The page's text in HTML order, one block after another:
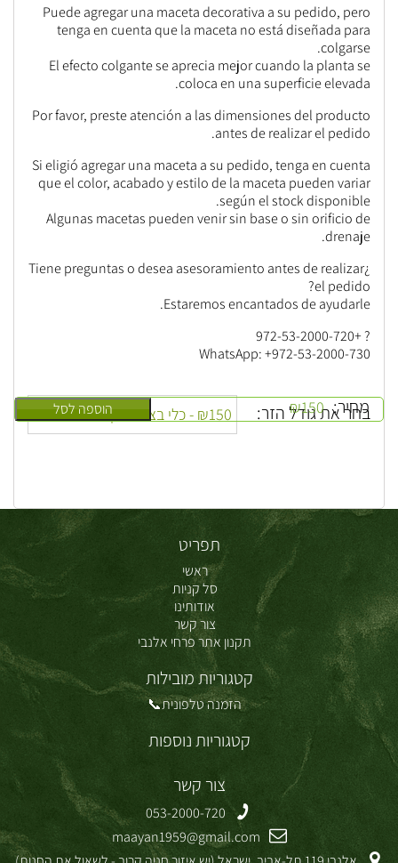
Puede agregar una maceta decorativa a su pedido, pero
tenga en cuenta que la maceta no está diseñada para
colgarse.
El efecto colgante se aprecia mejor cuando la planta se
coloca en una superficie elevada.
Por favor, preste atención a las dimensiones del producto
antes de realizar el pedido.
Si eligió agregar una maceta a su pedido, tenga en cuenta
que el color, acabado y estilo de la maceta pueden variar
según el stock disponible.
Algunas macetas pueden venir sin base o sin orificio de
drenaje.
¿Tiene preguntas o desea asesoramiento antes de realizar
el pedido?
Estaremos encantados de ayudarle.
? +972-53-2000-720
WhatsApp: +972-53-2000-730
בחר את גודל הזר:
מחיר: ₪150 הוספה לסל
תפריט
ראשי
סל קניות
אודותינו
צור קשר
תקנון אתר פרחי אלנבי
קטגוריות מובילות
הזמנה טלפונית📞
קטגוריות נוספות
צור קשר
053-2000-720
maayan1959@gmail.com